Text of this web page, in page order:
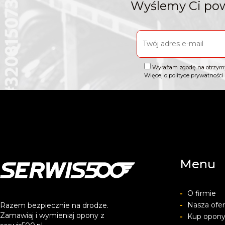
Wyślemy Ci
Wyrażam zgodę na
Więcej o polityce prywatności
Razem bezpiecznie na drodze.
Zamawiaj i wymieniaj opony z
Menu
-
O firmie
-
Nasza
-
Kup opony